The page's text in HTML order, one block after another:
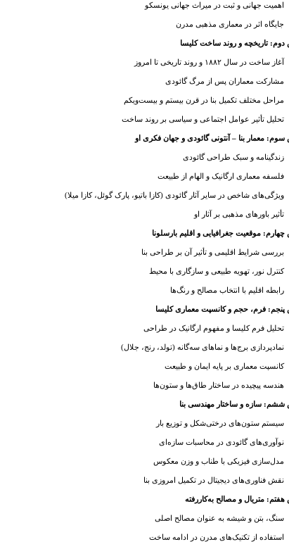
اهمیت جهانی و ثبت در میراث جهانی یونسکو
جایگاه اثر در معماری مذهبی مدرن
تاریخچه و روند ساخت کلیسا
آغاز ساخت در سال ۱۸۸۲ و روند تاریخی تا امروز
مشارکت معماران پس از مرگ گائودی
مراحل مختلف تکمیل بنا در قرن بیستم و بیست‌ویکم
تحلیل تأثیر عوامل اجتماعی و سیاسی بر روند ساخت
معمار بنا – آنتونی گائودی و جهان فکری او
زندگینامه و سبک طراحی گائودی
فلسفه معماری ارگانیک و الهام از طبیعت
ویژگی‌های شاخص در سایر آثار گائودی (کازا باتیو، پارک گوئل، کازا میلا)
تأثیر باورهای مذهبی بر آثار او
موقعیت جغرافیایی و اقلیم بارسلونا
بررسی شرایط اقلیمی و تأثیر آن بر طراحی بنا
کنترل نور، تهویه طبیعی و سازگاری با محیط
رابطه اقلیم با انتخاب مصالح و رنگ‌ها
فرم، حجم و کانسپت معماری کلیسا
تحلیل فرم کلیسا و مفهوم ارگانیک در طراحی
نمادپردازی برج‌ها و نماهای سه‌گانه (تولد، رنج، جلال)
کانسپت معماری بر پایه ایمان و طبیعت
هندسه پیچیده در ساختار طاق‌ها و ستون‌ها
سازه و ساختار مهندسی بنا
سیستم ستون‌های درختی‌شکل و توزیع بار
نوآوری‌های گائودی در محاسبات سازه‌ای
مدل‌سازی فیزیکی با طناب و وزن معکوس
نقش فناوری‌های دیجیتال در تکمیل امروزی بنا
متریال و مصالح به‌کاررفته
سنگ، بتن و شیشه به عنوان مصالح اصلی
استفاده از تکنیک‌های مدرن در ادامه ساخت